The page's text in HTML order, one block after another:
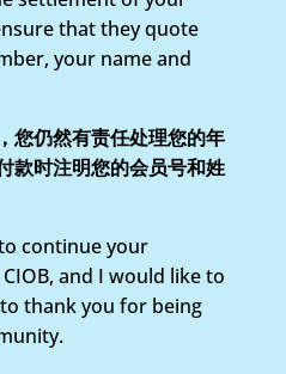
that they quote
your name and
您仍然有责任处理您的年
款时注明您的会员号和姓
continue your
and I would like to
thank you for being